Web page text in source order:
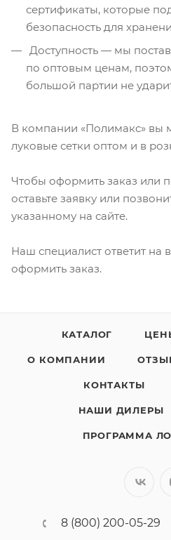
сертификаты, которые
безопасность для
Доступность — мы
по оптовым ценам,
большой партии не
В компании «Полимакс» вы
луковые сетки оптом и в
Чтобы оформить заказ или
оставьте заявку или
указанному на сайте.
Наш специалист ответит на
оформить заказ.
КАТАЛОГ
О КОМПАНИИ
КОНТАКТЫ
НАШИ ДИЛЕРЫ
ПРОГРАММА
8 (800) 200-05-29